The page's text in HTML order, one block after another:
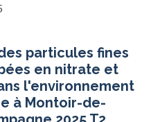
en nitrate et
l'environnement
à Montoir-de-